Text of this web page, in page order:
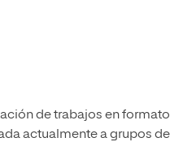
de trabajos en
actualmente a grupos